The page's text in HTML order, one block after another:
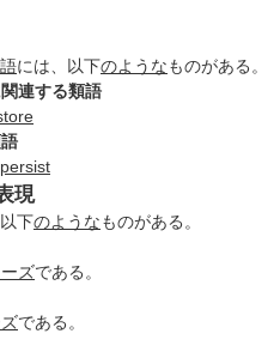
には、以下のようなものがある。
連する類語
persist
現
下のようなものがある。
ズである。
である。